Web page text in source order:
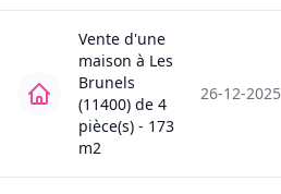
Vente d'une
maison à Les
Brunels
(11400) de 4
pièce(s) - 173
m2
26-12-2025